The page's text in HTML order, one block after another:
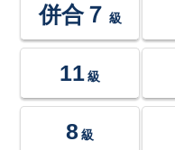
併合７ 級
11 級
8 級